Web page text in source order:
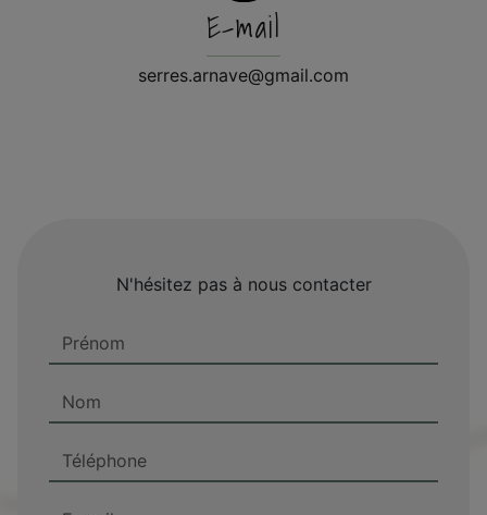
E-mail
serres.arnave@gmail.com
N'hésitez pas à nous contacter